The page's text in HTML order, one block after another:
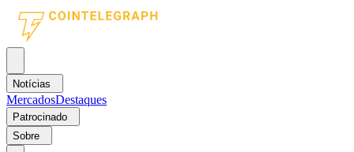
Notícias
MercadosDestaques
Patrocinado
Sobre